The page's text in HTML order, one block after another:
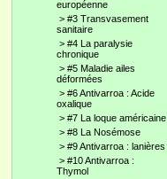
européenne
> #3 Transvasement
sanitaire
> #4 La paralysie
chronique
> #5 Maladie ailes
déformées
> #6 Antivarroa : Acide
oxalique
> #7 La loque américaine
> #8 La Nosémose
> #9 Antivarroa : lanières
> #10 Antivarroa :
Thymol